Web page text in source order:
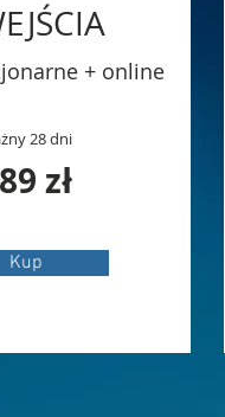
+ online
28 dni
zł
Kup